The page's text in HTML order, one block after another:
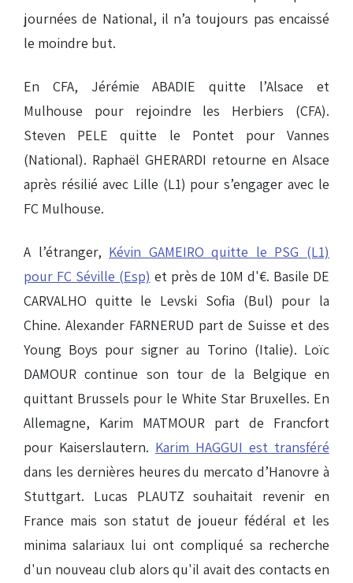
journées de National, il n’a toujours pas encaissé
le moindre but.
En CFA, Jérémie ABADIE quitte l’Alsace et
Mulhouse pour rejoindre les Herbiers (CFA).
Steven PELE quitte le Pontet pour Vannes
(National). Raphaël GHERARDI retourne en Alsace
après résilié avec Lille (L1) pour s’engager avec le
FC Mulhouse.
A l’étranger, Kévin GAMEIRO quitte le PSG (L1)
pour FC Séville (Esp) et près de 10M d'€. Basile DE
CARVALHO quitte le Levski Sofia (Bul) pour la
Chine. Alexander FARNERUD part de Suisse et des
Young Boys pour signer au Torino (Italie). Loïc
DAMOUR continue son tour de la Belgique en
quittant Brussels pour le White Star Bruxelles. En
Allemagne, Karim MATMOUR part de Francfort
pour Kaiserslautern. Karim HAGGUI est transféré
dans les dernières heures du mercato d’Hanovre à
Stuttgart. Lucas PLAUTZ souhaitait revenir en
France mais son statut de joueur fédéral et les
minima salariaux lui ont compliqué sa recherche
d'un nouveau club alors qu'il avait des contacts en